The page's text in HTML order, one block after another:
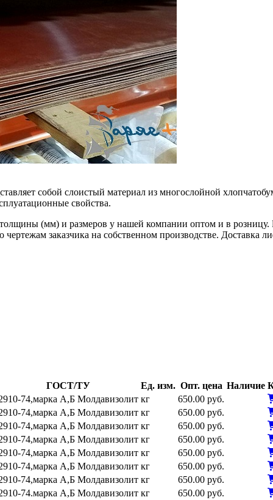
собой слоистый материал из многослойной
свойства.
(мм) и размеров у нашей компании оптом и в
заказчика на собственном производстве.
ГОСТ/ТУ Ед. изм. Опт. цена Наличие
74,марка А,Б Молдавизолит кг
650.00 руб.
74,марка А,Б Молдавизолит кг
650.00 руб.
74,марка А,Б Молдавизолит кг
650.00 руб.
74,марка А,Б Молдавизолит кг
650.00 руб.
74,марка А,Б Молдавизолит кг
650.00 руб.
74,марка А,Б Молдавизолит кг
650.00 руб.
74,марка А,Б Молдавизолит кг
650.00 руб.
74.марка А,Б Молдавизолит кг
650.00 руб.